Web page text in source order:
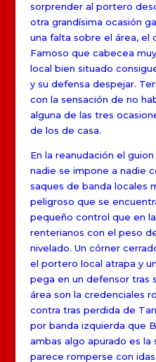
sorprender al portero
otra grandísima ocasión
una falta sobre el área, el
Famoso que cabecea
local bien situado
y su defensa despejar.
con la sensación de no
alguna de las tres
de los de casa.
En la reanudación el
nadie se impone a nadie
saques de banda locales
peligroso que se
pequeño control que en
renterianos con el peso
nivelado. Un córner
el portero local atrapa y
pega en un defensor tras
área son la credenciales
contra tras perdida de
por banda izquierda que
ambas algo apurado es la
parece romperse con